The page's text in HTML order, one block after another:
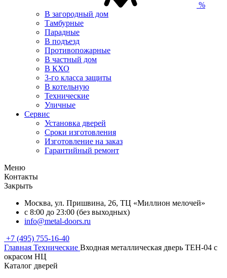
%
В загородный дом
Тамбурные
Парадные
В подъезд
Противопожарные
В частный дом
В КХО
3-го класса защиты
В котельную
Технические
Уличные
Сервис
Установка дверей
Сроки изготовления
Изготовление на заказ
Гарантийный ремонт
Меню
Контакты
Закрыть
Москва, ул. Пришвина, 26, ТЦ «Миллион мелочей»
с 8:00 до 23:00 (без выходных)
info@metal-doors.ru
+7 (495) 755-16-40
Главная Технические Входная металлическая дверь TEH-04 с
окрасом НЦ
Каталог дверей